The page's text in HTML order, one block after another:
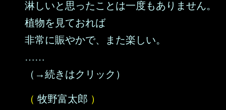
淋しいと思ったことは一度もありません。
植物を見ておれば
非常に賑やかで、また楽しい。
……
（→続きはクリック）
（ 牧野富太郎 ）